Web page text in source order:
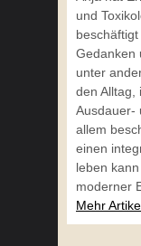
und
Gedanken
unter
den Alltag,
Ausdauer-
allem
einen
leben
moderner
Mehr